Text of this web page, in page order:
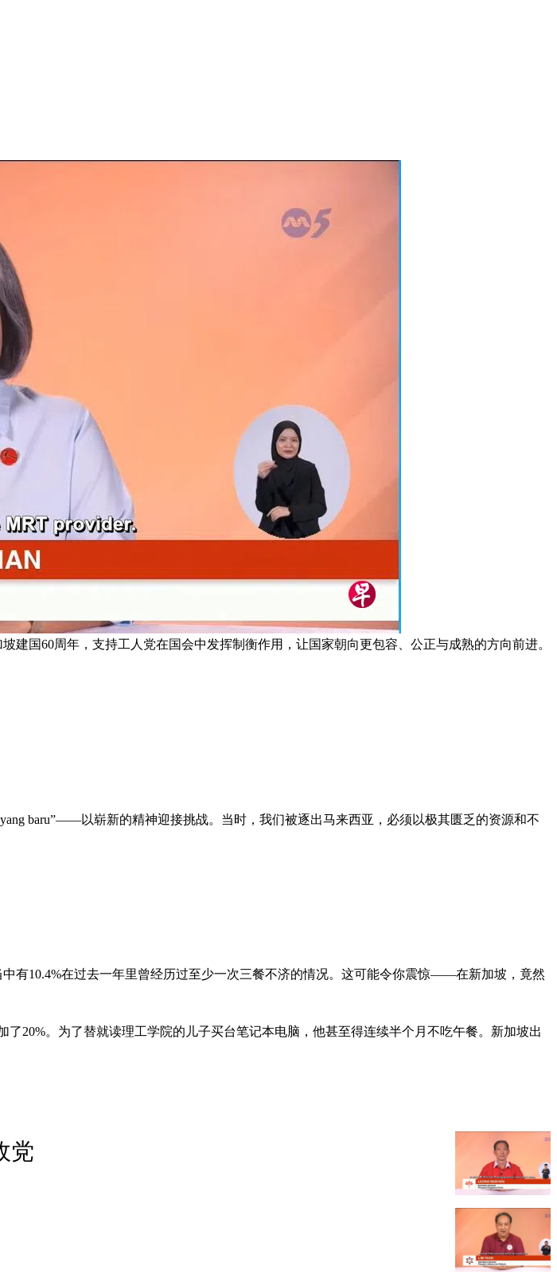
国60周年，支持工人党在国会中发挥制衡作用，让国家朝向更包容、公正与成熟的方向前进。
baru”——以崭新的精神迎接挑战。当时，我们被逐出马来西亚，必须以极其匮乏的资源和不
有10.4%在过去一年里曾经历过至少一次三餐不济的情况。这可能令你震惊——在新加坡，竟然
20%。为了替就读理工学院的儿子买台笔记本电脑，他甚至得连续半个月不吃午餐。新加坡出
党